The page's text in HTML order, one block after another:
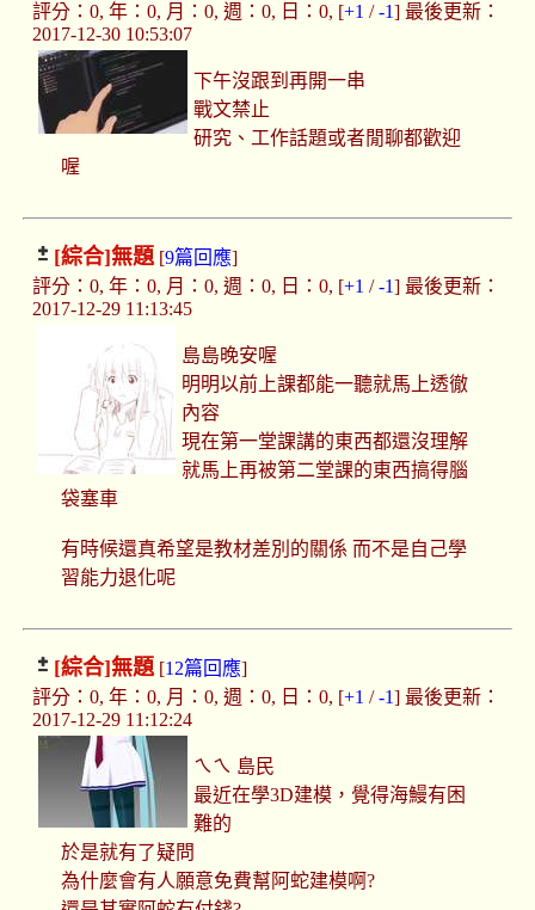
評分：0, 年：0, 月：0, 週：0, 日：0, [+1 /-1] 最後更新：
2017-12-30 10:53:07
下午沒跟到再開一串
戰文禁止
研究、工作話題或者閒聊都歡迎
喔
[綜合]無題[9篇回應]
評分：0, 年：0, 月：0, 週：0, 日：0, [+1 /-1] 最後更新：
2017-12-29 11:13:45
島島晚安喔
明明以前上課都能一聽就馬上透徹
內容
現在第一堂課講的東西都還沒理解
就馬上再被第二堂課的東西搞得腦
袋塞車
有時候還真希望是教材差別的關係 而不是自己學
習能力退化呢
[綜合]無題[12篇回應]
評分：0, 年：0, 月：0, 週：0, 日：0, [+1 /-1] 最後更新：
2017-12-29 11:12:24
ㄟㄟ 島民
最近在學3D建模，覺得海鰻有困
難的
於是就有了疑問
為什麼會有人願意免費幫阿蛇建模啊?